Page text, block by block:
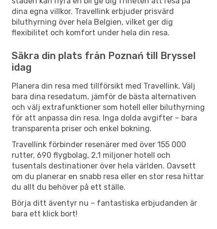
dina egna villkor. Travellink erbjuder prisvärd
biluthyrning över hela Belgien, vilket ger dig
flexibilitet och komfort under hela din resa.
Säkra din plats från Poznań till Bryssel
idag
Planera din resa med tillförsikt med Travellink. Välj
bara dina resedatum, jämför de bästa alternativen
och välj extrafunktioner som hotell eller biluthyrning
för att anpassa din resa. Inga dolda avgifter – bara
transparenta priser och enkel bokning.
Travellink förbinder resenärer med över 155 000
rutter, 690 flygbolag, 2,1 miljoner hotell och
tusentals destinationer över hela världen. Oavsett
om du planerar en snabb resa eller en stor resa hittar
du allt du behöver på ett ställe.
Börja ditt äventyr nu – fantastiska erbjudanden är
bara ett klick bort!